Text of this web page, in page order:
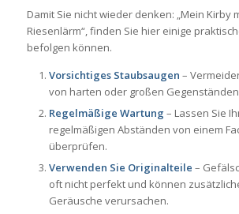
Damit Sie nicht wieder denken: „Mein Kirby
Riesenlärm“, finden Sie hier einige
befolgen können.
Vorsichtiges Staubsaugen –
von harten oder großen
Regelmäßige Wartung – Lassen Sie
regelmäßigen Abständen von einem
überprüfen.
Verwenden Sie Originalteile –
oft nicht perfekt und können
Geräusche verursachen.